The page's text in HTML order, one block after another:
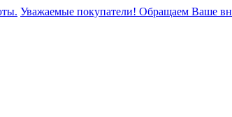
Уважаемые покупатели! Обращаем Ваше